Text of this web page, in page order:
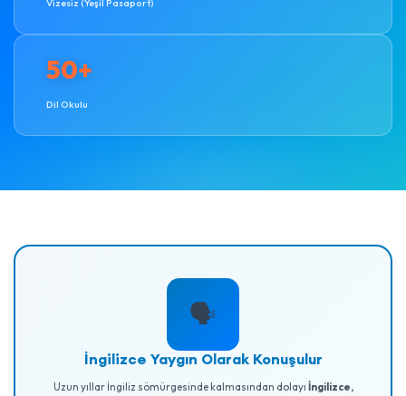
Vizesiz (Yeşil Pasaport)
50+
Dil Okulu
🗣️
İngilizce Yaygın Olarak Konuşulur
Uzun yıllar İngiliz sömürgesinde kalmasından dolayı İngilizce,